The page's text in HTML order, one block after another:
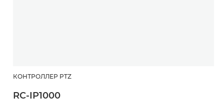
КОНТРОЛЛЕР PTZ
RC-IP1000